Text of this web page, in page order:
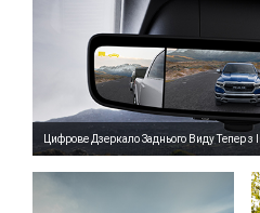
Інтеграцією
Камери
Rearview
Mirror
Now
with
Side
Camera
Integration
Цифрове Дзеркало Заднього Виду Тепер з